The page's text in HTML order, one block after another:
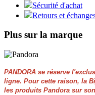
Sécurité d'achat
Retours et
Plus sur la marque
PANDORA se réserve
ligne. Pour cette raison, la
les produits Pandora sur